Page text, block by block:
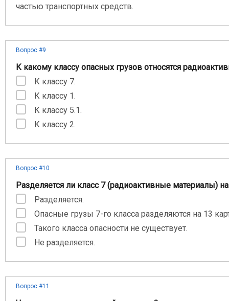
частью транспортных средств.
Вопрос #9
К какому классу опасных грузов относятся
К классу 7.
К классу 1.
К классу 5.1.
К классу 2.
Вопрос #10
Разделяется ли класс 7 (радиоактивные материалы)
Разделяется.
Опасные грузы 7-го класса разделяются на 13
Такого класса опасности не существует.
Не разделяется.
Вопрос #11